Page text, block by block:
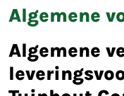
Algemene
Algemene